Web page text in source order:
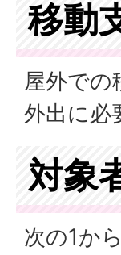
移動
屋外での
外出に必
対象
次の1か